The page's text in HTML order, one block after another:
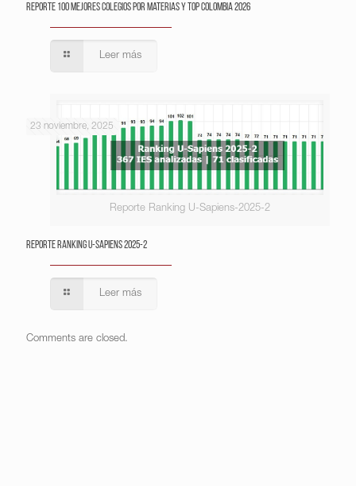
Reporte 100 Mejores Colegios por Materias y Top Colombia 2026
Leer más
Reporte Ranking U-Sapiens-2025-2
23 noviembre, 2025
Reporte Ranking U-Sapiens 2025-2
Leer más
Comments are closed.